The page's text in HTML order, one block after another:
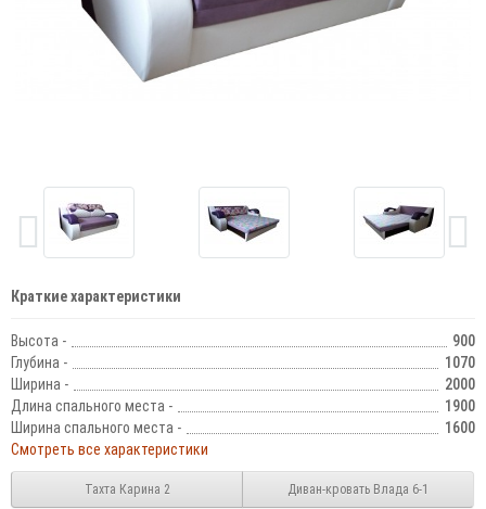
Краткие характеристики
Высота -
900
Глубина -
1070
Ширина -
2000
Длина спального места -
1900
Ширина спального места -
1600
Смотреть все характеристики
Тахта Карина 2 Диван-кровать Влада 6-1